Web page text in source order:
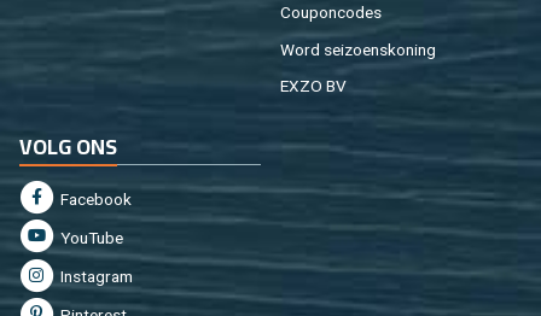
Cou­pon­co­des
Word sei­zoens­ko­ning
EXZO BV
VOLG ONS
Fa­cebook
You­Tu­be
In­st­agram